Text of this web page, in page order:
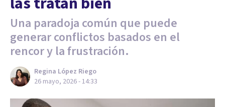
Una paradoja común que puede
generar conflictos basados en el
rencor y la frustración.
Regina López Riego
26 mayo, 2026 - 14:33